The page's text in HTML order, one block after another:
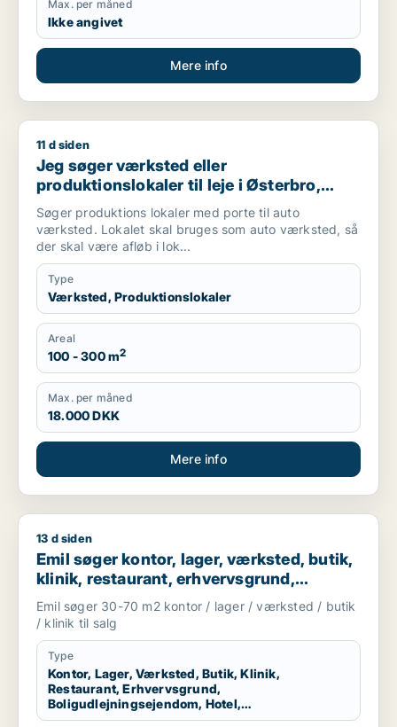
Max. per måned
Ikke angivet
Mere info
Jeg søger værksted eller produktionslokaler til leje i
11 d siden
Jeg søger værksted eller
produktionslokaler til leje i Østerbro,
Nørrebro eller København S m.fl.
Søger produktions lokaler med porte til auto
værksted. Lokalet skal bruges som auto værksted, så
der skal være afløb i lok...
Type
Værksted, Produktionslokaler
Areal
100 - 300 m2
Max. per måned
18.000 DKK
Mere info
Emil søger kontor, lager, værksted, butik, klinik, restaurant,
13 d siden
Emil søger kontor, lager, værksted, butik,
klinik, restaurant, erhvervsgrund,
boligudlejningsejendom, hotel,
produktionslokaler eller garage til salg i
København K, Vesterbro eller
Frederiksberg m.fl.
Emil søger 30-70 m2 kontor / lager / værksted / butik
/ klinik til salg
Type
Kontor, Lager, Værksted, Butik, Klinik,
Restaurant, Erhvervsgrund,
Boligudlejningsejendom, Hotel,
Produktionslokaler, Garage